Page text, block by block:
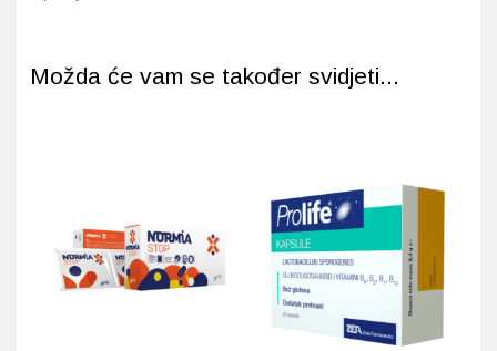
Možda će vam se također svidjeti...